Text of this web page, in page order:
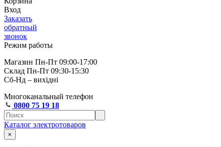
Вход
Заказать
обратный
звонок
Режим работы
Магазин Пн-Пт 09:00-17:00
Склад Пн-Пт 09:30-15:30
Сб-Нд – вихідні
Многоканальный телефон
0800 75 19 18
Каталог электротоваров
×